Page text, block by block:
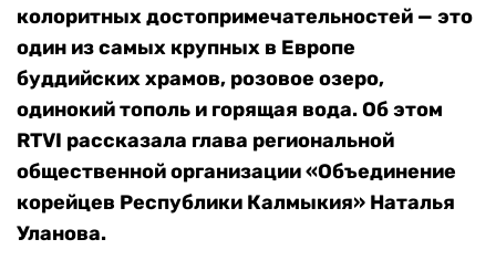
колоритных достопримечательностей — это
один из самых крупных в Европе
буддийских храмов, розовое озеро,
одинокий тополь и горящая вода. Об этом
RTVI рассказала глава региональной
общественной организации «Объединение
корейцев Республики Калмыкия» Наталья
Уланова.